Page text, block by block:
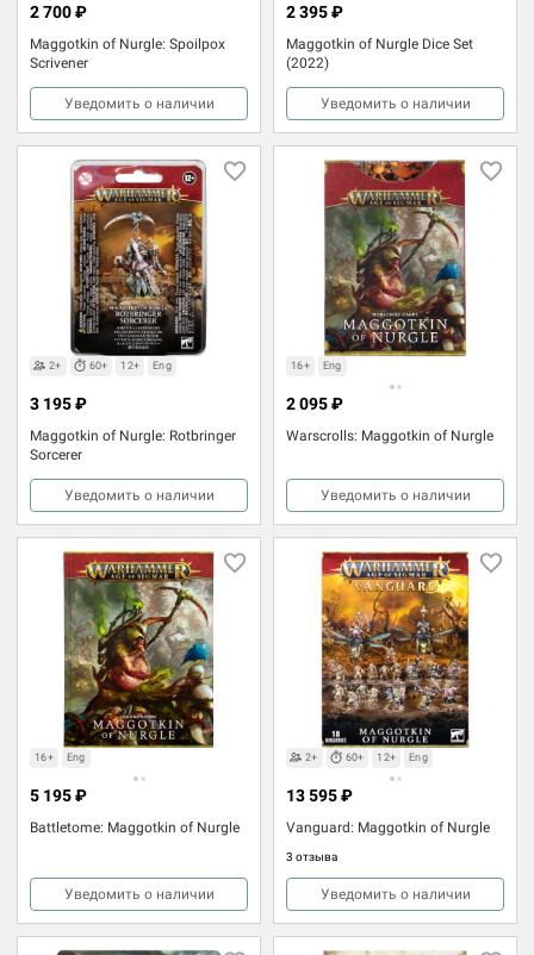
Maggotkin of Nurgle: Spoilpox
Scrivener
2 700 ₽
Уведомить о наличии
Maggotkin of Nurgle Dice Set
(2022)
2 395 ₽
Уведомить о наличии
2+ 60+ 12+ Eng
Maggotkin of Nurgle: Rotbringer
Sorcerer
3 195 ₽
Уведомить о наличии
16+ Eng
Warscrolls: Maggotkin of Nurgle
2 095 ₽
Уведомить о наличии
16+ Eng
Battletome: Maggotkin of Nurgle
5 195 ₽
Уведомить о наличии
2+ 60+ 12+ Eng
Vanguard: Maggotkin of Nurgle
3 отзыва
13 595 ₽
Уведомить о наличии